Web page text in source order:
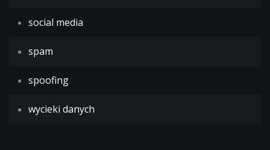
social media
spam
spoofing
wycieki danych